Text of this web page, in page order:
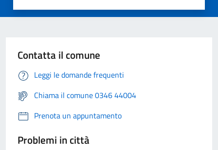
Contatta il comune
Leggi le domande frequenti
Chiama il comune 0346 44004
Prenota un appuntamento
Problemi in città